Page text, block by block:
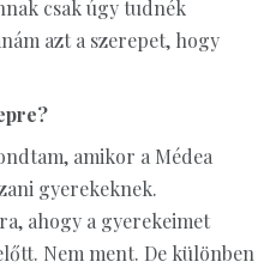
csak úgy tudnék
azt a szerepet, hogy
amikor a Médea
gyerekeknek.
ahogy a gyerekeimet
Nem ment. De különben